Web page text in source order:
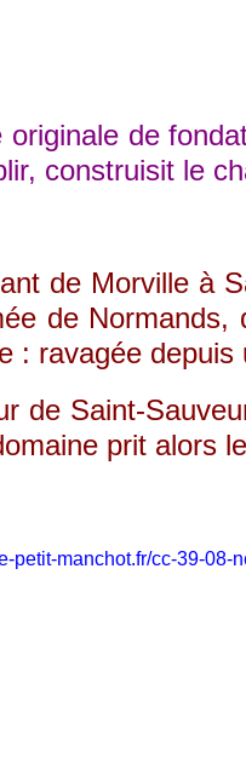
de
construisit le
de Morville à
de
: ravagée
Saint-
prit alors
petit-manchot.fr/cc-39-